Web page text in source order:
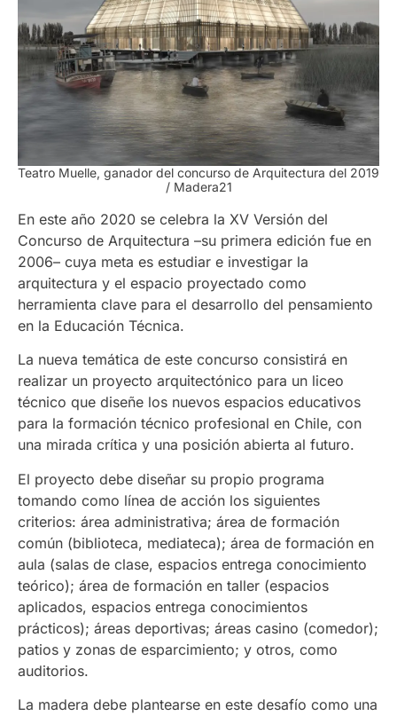
Teatro Muelle, ganador del concurso de Arquitectura del 2019
/ Madera21
En este año 2020 se celebra la XV Versión del
Concurso de Arquitectura –su primera edición fue en
2006– cuya meta es estudiar e investigar la
arquitectura y el espacio proyectado como
herramienta clave para el desarrollo del pensamiento
en la Educación Técnica.
La nueva temática de este concurso consistirá en
realizar un proyecto arquitectónico para un liceo
técnico que diseñe los nuevos espacios educativos
para la formación técnico profesional en Chile, con
una mirada crítica y una posición abierta al futuro.
El proyecto debe diseñar su propio programa
tomando como línea de acción los siguientes
criterios: área administrativa; área de formación
común (biblioteca, mediateca); área de formación en
aula (salas de clase, espacios entrega conocimiento
teórico); área de formación en taller (espacios
aplicados, espacios entrega conocimientos
prácticos); áreas deportivas; áreas casino (comedor);
patios y zonas de esparcimiento; y otros, como
auditorios.
La madera debe plantearse en este desafío como una